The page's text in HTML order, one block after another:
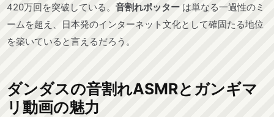
420万回を突破している。 音割れポッター は単なる一過性のミ
ームを超え、日本発のインターネット文化として確固たる地位
を築いていると言えるだろう。
ダンダスの音割れASMRとガンギマ
リ動画の魅力